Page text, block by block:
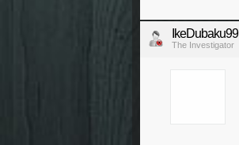
IkeDubaku99
The Investigator